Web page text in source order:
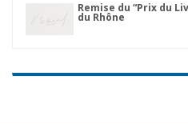
Remise du “Prix du
du Rhône